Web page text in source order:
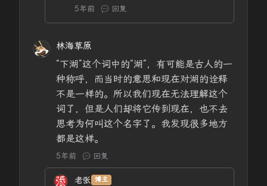
5年前 回复
林海草原
“下湖”这个词中的“湖”，有可能是古人的一
种称呼，而当时的意思和现在对湖的诠释
不是一样的。所以我们现在无法理解这个
词了，但是人们却将它传到现在，也不去
思考为何叫这个名字了。我发现很多地方
都是这样。
5年前 回复
老张 博主